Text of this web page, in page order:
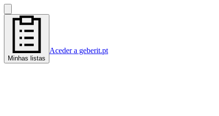
Minhas listas
Aceder a geberit.pt